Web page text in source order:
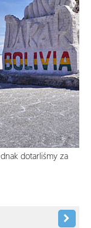
dotarliśmy za